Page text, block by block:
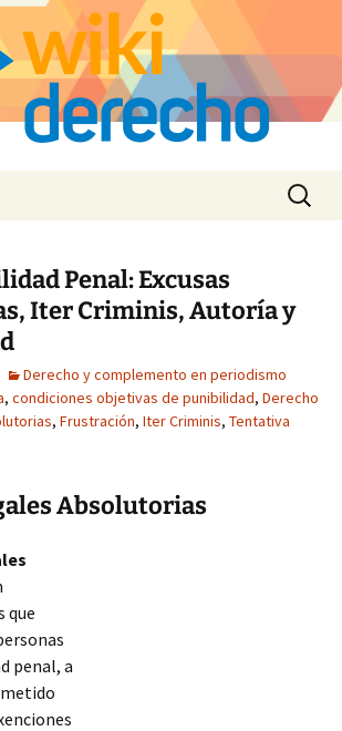
Buscar:
Penal: Excusas
Iter Criminis, Autoría y
Derecho y complemento en periodismo
, condiciones objetivas de punibilidad, Derecho
, Frustración, Iter Criminis, Tentativa
Absolutorias
que
penal, a